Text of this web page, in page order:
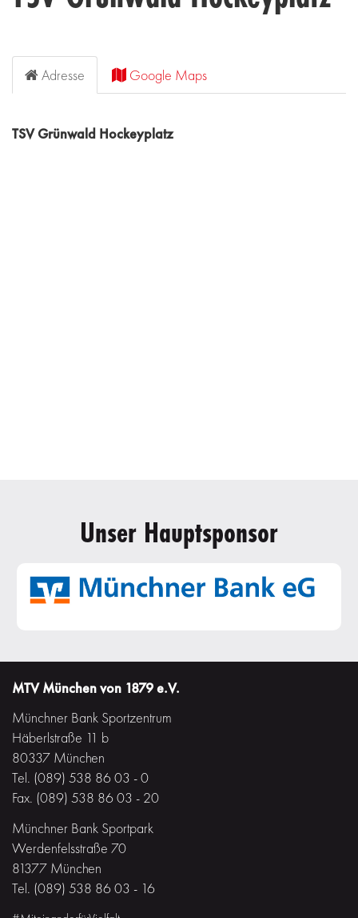
Adresse Google Maps
TSV Grünwald Hockeyplatz
Unser Hauptsponsor
MTV München von 1879 e.V.
Münchner Bank Sportzentrum
Häberlstraße 11 b
80337 München
Tel. (089) 538 86 03 - 0
Fax. (089) 538 86 03 - 20
Münchner Bank Sportpark
Werdenfelsstraße 70
81377 München
Tel. (089) 538 86 03 - 16